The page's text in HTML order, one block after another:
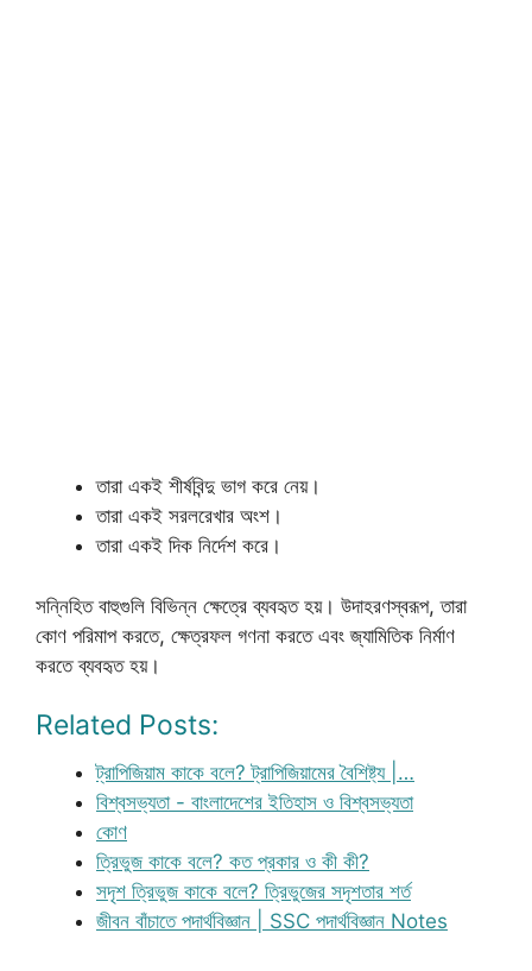
তারা একই শীর্ষবিন্দু ভাগ করে নেয়।
তারা একই সরলরেখার অংশ।
তারা একই দিক নির্দেশ করে।
সন্নিহিত বাহুগুলি বিভিন্ন ক্ষেত্রে ব্যবহৃত হয়। উদাহরণস্বরূপ, তারা
কোণ পরিমাপ করতে, ক্ষেত্রফল গণনা করতে এবং জ্যামিতিক নির্মাণ
করতে ব্যবহৃত হয়।
Related Posts:
ট্রাপিজিয়াম কাকে বলে? ট্রাপিজিয়ামের বৈশিষ্ট্য |…
বিশ্বসভ্যতা - বাংলাদেশের ইতিহাস ও বিশ্বসভ্যতা
কোণ
ত্রিভুজ কাকে বলে? কত প্রকার ও কী কী?
সদৃশ ত্রিভুজ কাকে বলে? ত্রিভুজের সদৃশতার শর্ত
জীবন বাঁচাতে পদার্থবিজ্ঞান | SSC পদার্থবিজ্ঞান Notes